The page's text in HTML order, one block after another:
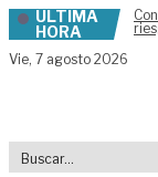
Skip to content
ÚLTIMA
HORA
Vie, 7 agosto 2026